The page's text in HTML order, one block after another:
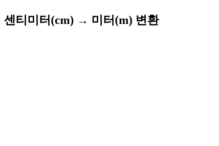
센티미터(cm) → 미터(m) 변환